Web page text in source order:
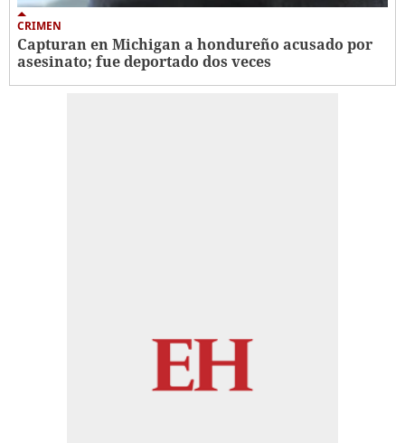
CRIMEN
Capturan en Michigan a hondureño acusado por
asesinato; fue deportado dos veces